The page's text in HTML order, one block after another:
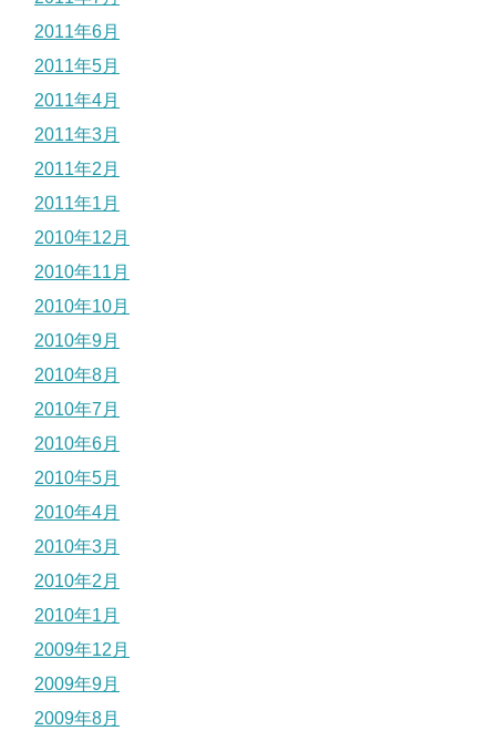
2011年6月
2011年5月
2011年4月
2011年3月
2011年2月
2011年1月
2010年12月
2010年11月
2010年10月
2010年9月
2010年8月
2010年7月
2010年6月
2010年5月
2010年4月
2010年3月
2010年2月
2010年1月
2009年12月
2009年9月
2009年8月